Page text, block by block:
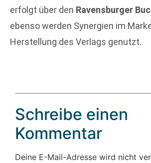
erfolgt über den Ravensburger
ebenso werden Synergien im
Herstellung des Verlags genutzt.
Schreibe einen
Kommentar
Deine E-Mail-Adresse wird nicht